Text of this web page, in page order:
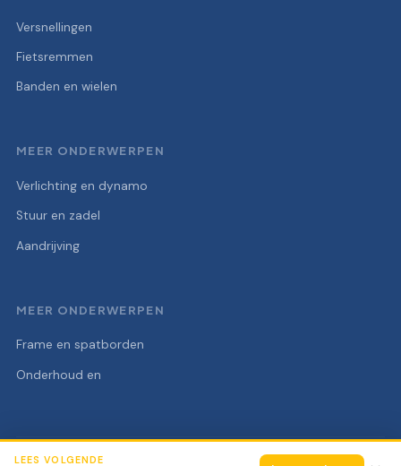
Versnellingen
Fietsremmen
Banden en wielen
MEER ONDERWERPEN
Verlichting en dynamo
Stuur en zadel
Aandrijving
MEER ONDERWERPEN
Frame en spatborden
Onderhoud en
LEES VOLGENDE